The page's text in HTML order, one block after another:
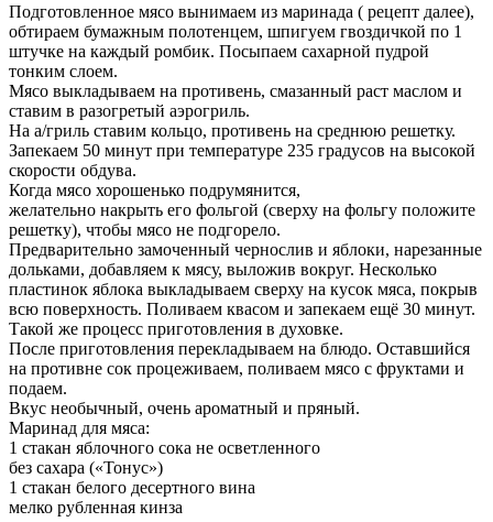
Подготовленное мясо вынимаем из маринада ( рецепт далее),
обтираем бумажным полотенцем, шпигуем гвоздичкой по 1
штучке на каждый ромбик. Посыпаем сахарной пудрой
тонким слоем.
Мясо выкладываем на противень, смазанный раст маслом и
ставим в разогретый аэрогриль.
На а/гриль ставим кольцо, противень на среднюю решетку.
Запекаем 50 минут при температуре 235 градусов на высокой
скорости обдува.
Когда мясо хорошенько подрумянится,
желательно накрыть его фольгой (сверху на фольгу положите
решетку), чтобы мясо не подгорело.
Предварительно замоченный чернослив и яблоки, нарезанные
дольками, добавляем к мясу, выложив вокруг. Несколько
пластинок яблока выкладываем сверху на кусок мяса, покрыв
всю поверхность. Поливаем квасом и запекаем ещё 30 минут.
Такой же процесс приготовления в духовке.
После приготовления перекладываем на блюдо. Оставшийся
на противне сок процеживаем, поливаем мясо с фруктами и
подаем.
Вкус необычный, очень ароматный и пряный.
Маринад для мяса:
1 стакан яблочного сока не осветленного
без сахара («Тонус»)
1 стакан белого десертного вина
мелко рубленная кинза